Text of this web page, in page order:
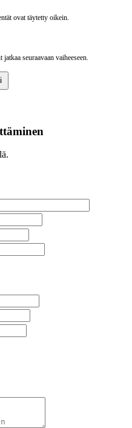
ovat täytetty oikein.
seuraavaan vaiheeseen.